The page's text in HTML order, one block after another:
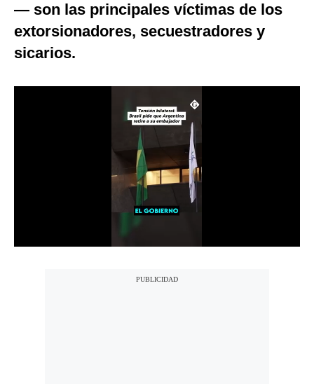
Mix
G de Gestión
Notas Contratadas
— son las principales víctimas de los
extorsionadores, secuestradores y
sicarios.